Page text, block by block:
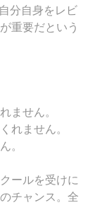
分自身をレビ
重要だという
ません。
れません。
。
ールを受けに
チャンス。全